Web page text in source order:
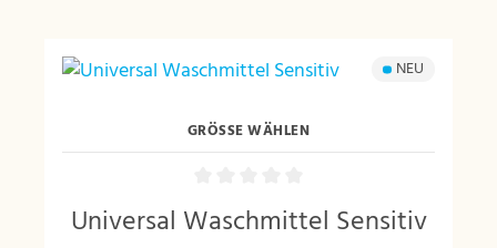
NEU
GRÖSSE WÄHLEN
Universal Waschmittel Sensitiv